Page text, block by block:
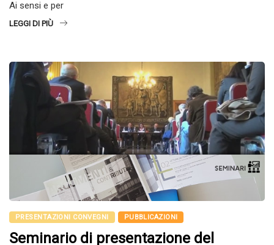
Ai sensi e per
LEGGI DI PIÙ
PRESENTAZIONI CONVEGNI PUBBLICAZIONI
Seminario di presentazione del